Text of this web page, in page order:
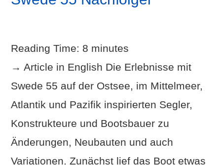
Reading Time: 8 minutes
→ Article in English Die Erlebnisse mit
Swede 55 auf der Ostsee, im Mittelmeer,
Atlantik und Pazifik inspirierten Segler,
Konstrukteure und Bootsbauer zu
Änderungen, Neubauten und auch
Variationen. Zunächst lief das Boot etwas